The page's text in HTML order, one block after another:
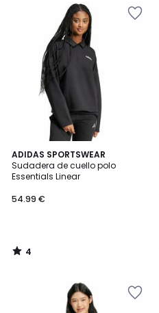
ADIDAS SPORTSWEAR
Sudadera de cuello polo
Essentials Linear
54.99 €
4
/
5
4
/